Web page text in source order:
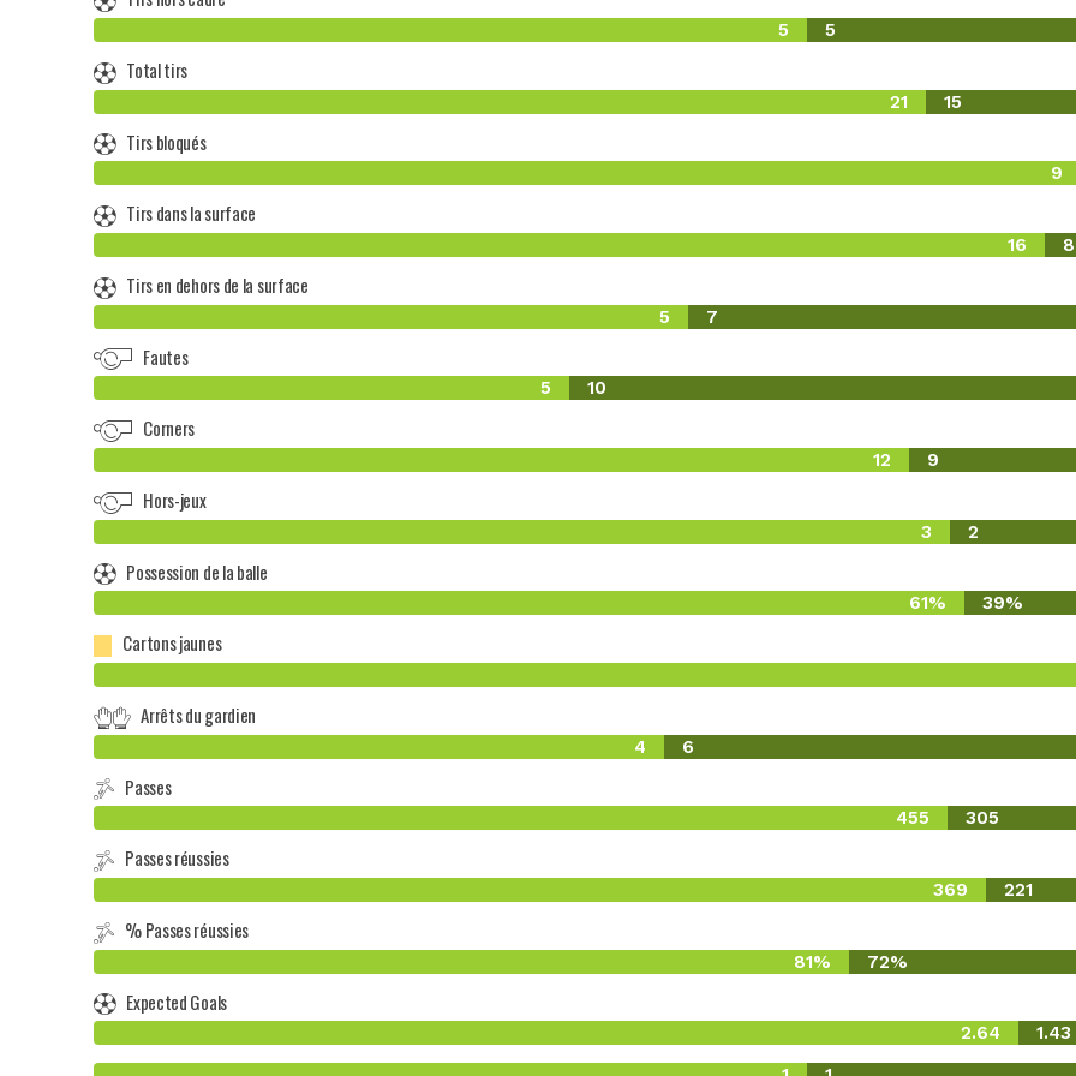
5 5
Total tirs
21 15
Tirs bloqués
9
Tirs dans la surface
16 8
Tirs en dehors de la surface
5 7
Fautes
5 10
Corners
12 9
Hors-jeux
3 2
Possession de la balle
61% 39%
Cartons jaunes
Arrêts du gardien
4 6
Passes
455 305
Passes réussies
369 221
% Passes réussies
81% 72%
Expected Goals
2.64
1.43